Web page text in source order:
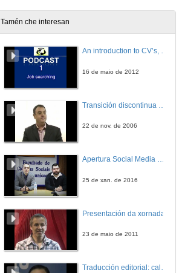
Tamén che interesan
An introduction to CV’s, letters, and job searching
16 de maio de 2012
22 de nov. de 2006
Apertura Social Media Day 2016
25 de xan. de 2016
Presentación da xornada
23 de maio de 2011
Traducción editorial: calidade e xestión de proxectos